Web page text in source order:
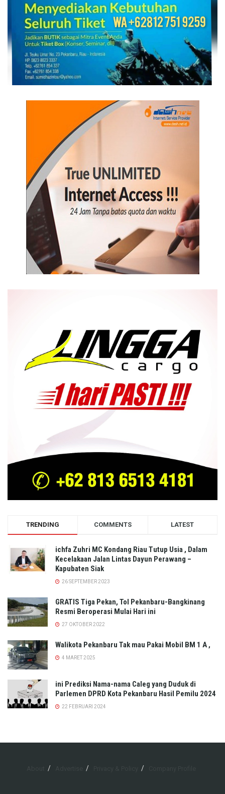
TRENDING COMMENTS LATEST
ichfa Zuhri MC Kondang Riau Tutup Usia , Dalam
Kecelakaan Jalan Lintas Dayun Perawang –
Kapubaten Siak
26 SEPTEMBER 2023
GRATIS Tiga Pekan, Tol Pekanbaru-Bangkinang
Resmi Beroperasi Mulai Hari ini
27 OKTOBER 2022
Walikota Pekanbaru Tak mau Pakai Mobil BM 1 A ,
4 MARET 2025
ini Prediksi Nama-nama Caleg yang Duduk di
Parlemen DPRD Kota Pekanbaru Hasil Pemilu 2024
22 FEBRUARI 2024